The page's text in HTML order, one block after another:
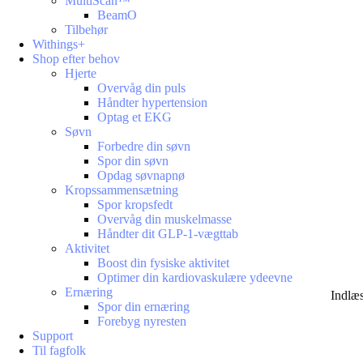
BeamO
Tilbehør
Withings+
Shop efter behov
Hjerte
Overvåg din puls
Håndter hypertension
Optag et EKG
Søvn
Forbedre din søvn
Spor din søvn
Opdag søvnapnø
Kropssammensætning
Spor kropsfedt
Overvåg din muskelmasse
Håndter dit GLP-1-vægttab
Aktivitet
Boost din fysiske aktivitet
Optimer din kardiovaskulære ydeevne
Ernæring
Spor din ernæring
Forebyg nyresten
Support
Til fagfolk